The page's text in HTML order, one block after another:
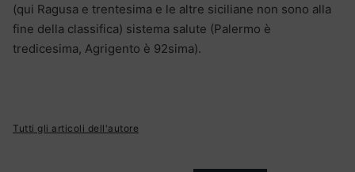
(qui Ragusa e trentesima e le altre siciliane non sono alla
fine della classifica) sistema salute (Palermo è
tredicesima, Agrigento è 92sima).
Tutti gli articoli dell'autore